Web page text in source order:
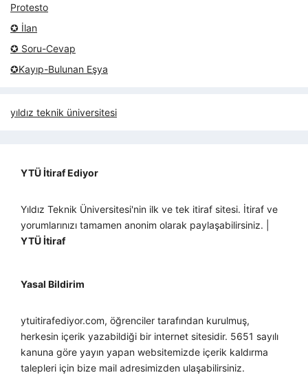
Protesto
✪ İlan
✪ Soru-Cevap
✪Kayıp-Bulunan Eşya
yıldız teknik üniversitesi
YTÜ İtiraf Ediyor
Yıldız Teknik Üniversitesi'nin ilk ve tek itiraf sitesi. İtiraf ve
yorumlarınızı tamamen anonim olarak paylaşabilirsiniz. |
YTÜ İtiraf
Yasal Bildirim
ytuitirafediyor.com, öğrenciler tarafından kurulmuş,
herkesin içerik yazabildiği bir internet sitesidir. 5651 sayılı
kanuna göre yayın yapan websitemizde içerik kaldırma
talepleri için bize mail adresimizden ulaşabilirsiniz.